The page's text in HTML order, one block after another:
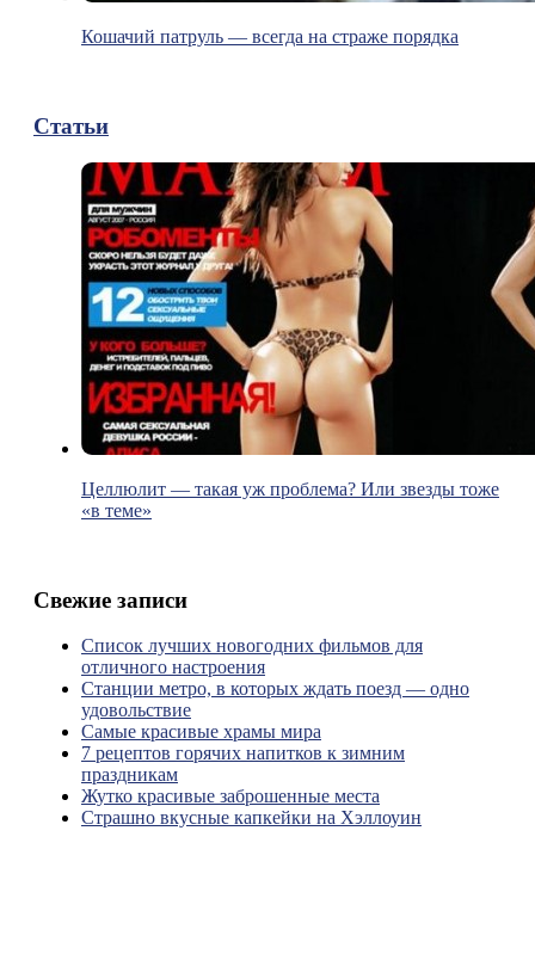
Кошачий патруль — всегда на страже порядка
Статьи
Целлюлит — такая уж проблема? Или звезды тоже
«в теме»
Свежие записи
Список лучших новогодних фильмов для
отличного настроения
Станции метро, в которых ждать поезд — одно
удовольствие
Самые красивые храмы мира
7 рецептов горячих напитков к зимним
праздникам
Жутко красивые заброшенные места
Страшно вкусные капкейки на Хэллоуин